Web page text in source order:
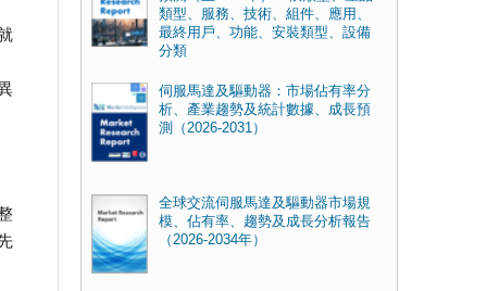
類型、服務、技術、組件、應用、
最終用戶、功能、安裝類型、設備
分類
伺服馬達及驅動器：市場佔有率分
析、產業趨勢及統計數據、成長預
測（2026-2031）
全球交流伺服馬達及驅動器市場規
模、佔有率、趨勢及成長分析報告
（2026-2034年）